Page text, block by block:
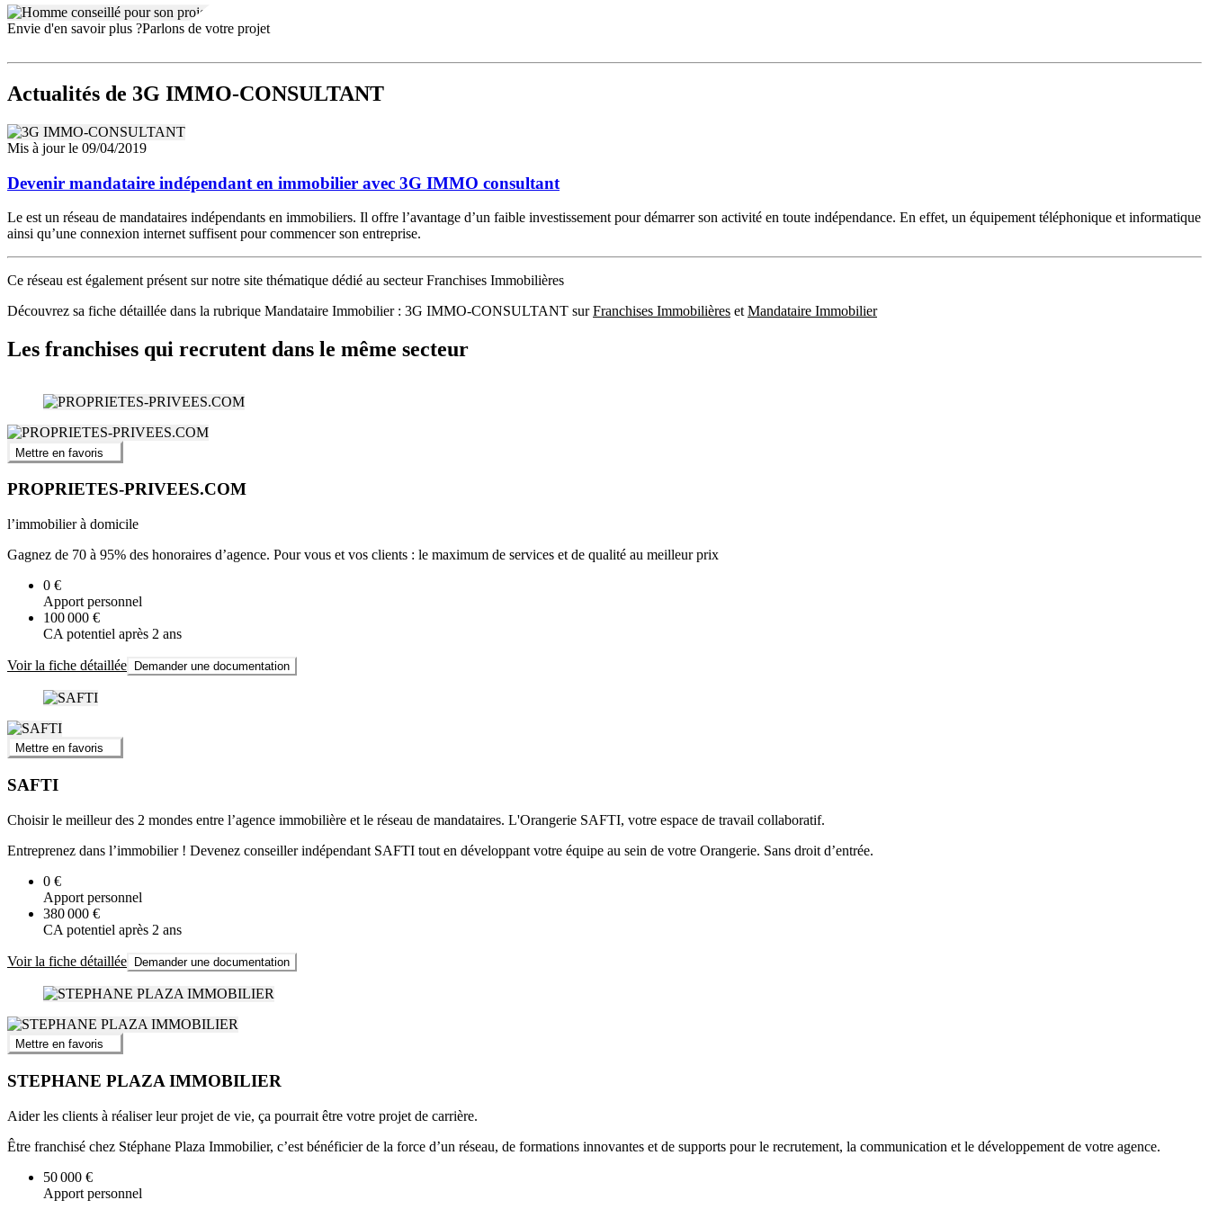
Envie d'en savoir plus ?Parlons de votre projet
Actualités de 3G IMMO-CONSULTANT
Mis à jour le 09/04/2019
Devenir mandataire indépendant en immobilier avec 3G IMMO consultant
Le est un réseau de mandataires indépendants en immobiliers. Il offre l’avantage d’un faible investissement pour démarrer son activité en toute indépendance. En effet, un équipement téléphonique et informatique
ainsi qu’une connexion internet suffisent pour commencer son entreprise.
Ce réseau est également présent sur notre site thématique dédié au secteur Franchises Immobilières
Découvrez sa fiche détaillée dans la rubrique Mandataire Immobilier : 3G IMMO-CONSULTANT surFranchises Immobilières etMandataire Immobilier
Les franchises qui recrutent dans le même secteur
Mettre en favoris
PROPRIETES-PRIVEES.COM
l’immobilier à domicile
Gagnez de 70 à 95% des honoraires d’agence. Pour vous et vos clients : le maximum de services et de qualité au meilleur prix
0 €
Apport personnel
100 000 €
CA potentiel après 2 ans
Voir la fiche détaillée Demander une documentation
Mettre en favoris
SAFTI
Choisir le meilleur des 2 mondes entre l’agence immobilière et le réseau de mandataires. L'Orangerie SAFTI, votre espace de travail collaboratif.
Entreprenez dans l’immobilier ! Devenez conseiller indépendant SAFTI tout en développant votre équipe au sein de votre Orangerie. Sans droit d’entrée.
0 €
Apport personnel
380 000 €
CA potentiel après 2 ans
Voir la fiche détaillée Demander une documentation
Mettre en favoris
STEPHANE PLAZA IMMOBILIER
Aider les clients à réaliser leur projet de vie, ça pourrait être votre projet de carrière.
Être franchisé chez Stéphane Plaza Immobilier, c’est bénéficier de la force d’un réseau, de formations innovantes et de supports pour le recrutement, la communication et le développement de votre agence.
50 000 €
Apport personnel